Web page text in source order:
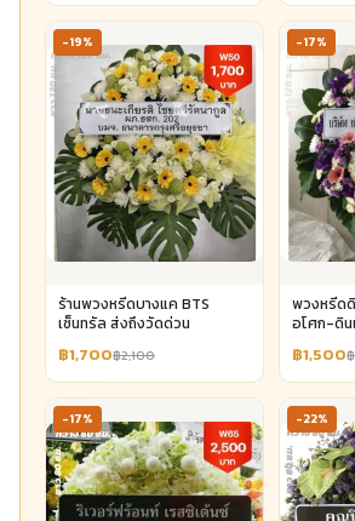
-19%
ร้านพวงหรีดบางแค BTS
เซ็นทรัล ส่งถึงวัดด่วน
฿1,700฿2,100
-17%
พวงหรีด
อโศก-ดิ
฿1,500
-17% -22%